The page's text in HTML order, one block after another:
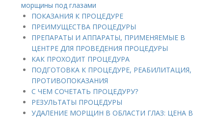
морщины под глазами
ПОКАЗАНИЯ К ПРОЦЕДУРЕ
ПРЕИМУЩЕСТВА ПРОЦЕДУРЫ
ПРЕПАРАТЫ И АППАРАТЫ, ПРИМЕНЯЕМЫЕ В
ЦЕНТРЕ ДЛЯ ПРОВЕДЕНИЯ ПРОЦЕДУРЫ
КАК ПРОХОДИТ ПРОЦЕДУРА
ПОДГОТОВКА К ПРОЦЕДУРЕ, РЕАБИЛИТАЦИЯ,
ПРОТИВОПОКАЗАНИЯ
С ЧЕМ СОЧЕТАТЬ ПРОЦЕДУРУ?
РЕЗУЛЬТАТЫ ПРОЦЕДУРЫ
УДАЛЕНИЕ МОРЩИН В ОБЛАСТИ ГЛАЗ: ЦЕНА В